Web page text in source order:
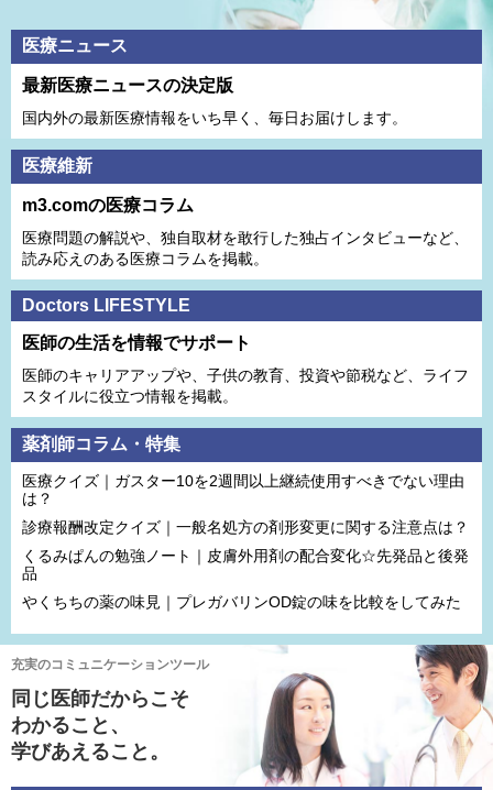
医療ニュース
最新医療ニュースの決定版
国内外の最新医療情報をいち早く、毎日お届けします。
医療維新
m3.comの医療コラム
医療問題の解説や、独⾃取材を敢⾏した独占インタビューなど、
読み応えのある医療コラムを掲載。
Doctors LIFESTYLE
医師の生活を情報でサポート
医師のキャリアアップや、子供の教育、投資や節税など、ライフ
スタイルに役立つ情報を掲載。
薬剤師コラム・特集
医療クイズ｜ガスター10を2週間以上継続使用すべきでない理由
は？
診療報酬改定クイズ｜一般名処方の剤形変更に関する注意点は？
くるみぱんの勉強ノート｜皮膚外用剤の配合変化☆先発品と後発
品
やくちちの薬の味見｜プレガバリンOD錠の味を比較をしてみた
充実のコミュニケーションツール
同じ医師だからこそ
わかること、
学びあえること。